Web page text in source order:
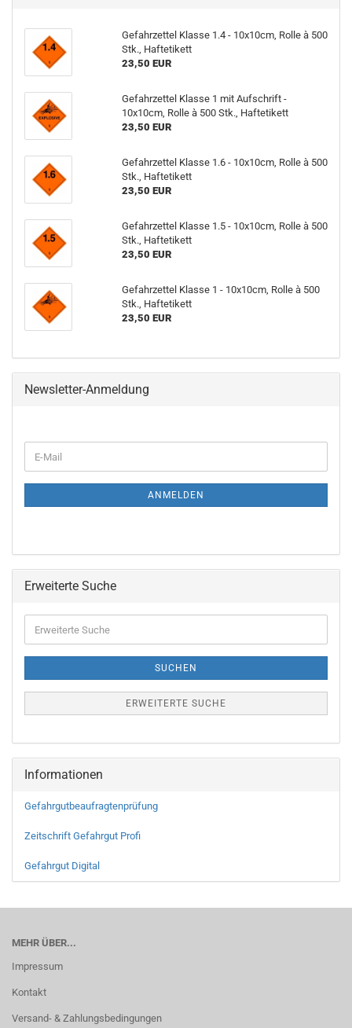
Gefahrzettel Klasse 1.4 - 10x10cm, Rolle à 500
Stk., Haftetikett
23,50 EUR
Gefahrzettel Klasse 1 mit Aufschrift -
10x10cm, Rolle à 500 Stk., Haftetikett
23,50 EUR
Gefahrzettel Klasse 1.6 - 10x10cm, Rolle à 500
Stk., Haftetikett
23,50 EUR
Gefahrzettel Klasse 1.5 - 10x10cm, Rolle à 500
Stk., Haftetikett
23,50 EUR
Gefahrzettel Klasse 1 - 10x10cm, Rolle à 500
Stk., Haftetikett
23,50 EUR
Newsletter-Anmeldung
ANMELDEN
Erweiterte Suche
SUCHEN
ERWEITERTE SUCHE
Informationen
Gefahrgutbeaufragtenprüfung
Zeitschrift Gefahrgut Profi
Gefahrgut Digital
MEHR ÜBER...
Impressum
Kontakt
Versand- & Zahlungsbedingungen